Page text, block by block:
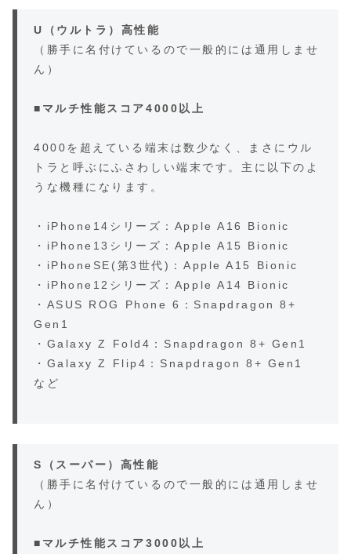
U（ウルトラ）高性能
（勝手に名付けているので一般的には通用しませ
ん）
■マルチ性能スコア4000以上
4000を超えている端末は数少なく、まさにウル
トラと呼ぶにふさわしい端末です。主に以下のよ
うな機種になります。
・iPhone14シリーズ：Apple A16 Bionic
・iPhone13シリーズ：Apple A15 Bionic
・iPhoneSE(第3世代)：Apple A15 Bionic
・iPhone12シリーズ：Apple A14 Bionic
・ASUS ROG Phone 6：Snapdragon 8+
Gen1
・Galaxy Z Fold4：Snapdragon 8+ Gen1
・Galaxy Z Flip4：Snapdragon 8+ Gen1
など
S（スーパー）高性能
（勝手に名付けているので一般的には通用しませ
ん）
■マルチ性能スコア3000以上